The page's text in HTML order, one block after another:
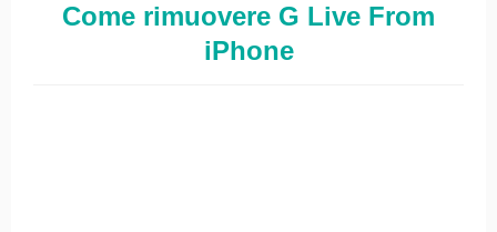
Come rimuovere G Live From
iPhone